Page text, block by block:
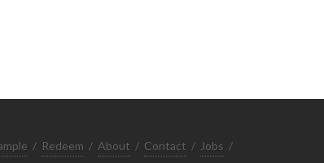
/ Redeem / About / Contact / Jobs /